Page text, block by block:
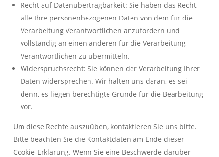
Recht auf Datenübertragbarkeit: Sie haben das Recht,
alle Ihre personenbezogenen Daten von dem für die
Verarbeitung Verantwortlichen anzufordern und
vollständig an einen anderen für die Verarbeitung
Verantwortlichen zu übermitteln.
Widerspruchsrecht: Sie können der Verarbeitung Ihrer
Daten widersprechen. Wir halten uns daran, es sei
denn, es liegen berechtigte Gründe für die Bearbeitung
vor.
Um diese Rechte auszuüben, kontaktieren Sie uns bitte.
Bitte beachten Sie die Kontaktdaten am Ende dieser
Cookie-Erklärung. Wenn Sie eine Beschwerde darüber